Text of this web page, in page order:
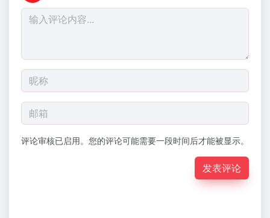
评论审核已启用。您的评论可能需要一段时间后才能被显示。
发表评论